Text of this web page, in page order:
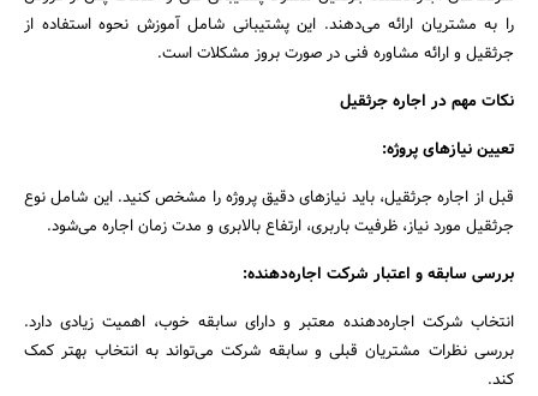
را به مشتریان ارائه می‌دهند. این پشتیبانی شامل آموزش نحوه استفاده از
جرثقیل و ارائه مشاوره فنی در صورت بروز مشکلات است.
نکات مهم در اجاره جرثقیل
تعیین نیازهای پروژه:
قبل از اجاره جرثقیل، باید نیازهای دقیق پروژه را مشخص کنید. این شامل نوع
جرثقیل مورد نیاز، ظرفیت باربری، ارتفاع بالابری و مدت زمان اجاره می‌شود.
بررسی سابقه و اعتبار شرکت اجاره‌دهنده:
انتخاب شرکت اجاره‌دهنده معتبر و دارای سابقه خوب، اهمیت زیادی دارد.
بررسی نظرات مشتریان قبلی و سابقه شرکت می‌تواند به انتخاب بهتر کمک
کند.